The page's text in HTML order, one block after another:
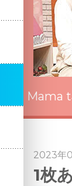
Mama
2023年
1枚